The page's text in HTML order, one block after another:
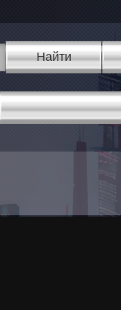
Найти